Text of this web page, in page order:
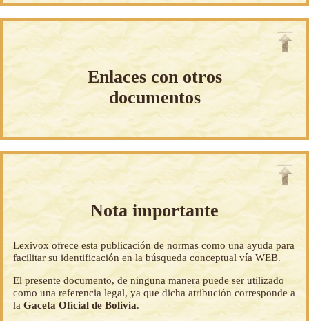
Enlaces con otros
documentos
Nota importante
Lexivox ofrece esta publicación de normas como una ayuda para
facilitar su identificación en la búsqueda conceptual vía WEB.
El presente documento, de ninguna manera puede ser utilizado
como una referencia legal, ya que dicha atribución corresponde a
laGaceta Oficial de Bolivia.